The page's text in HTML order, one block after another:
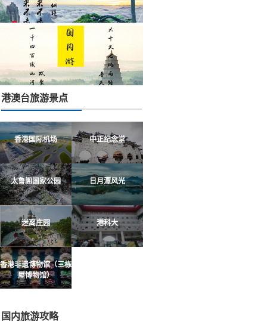
港澳台旅游景点
香港国际机场 中正纪念堂
太鲁阁国家公园 日月潭风光
迷离庄园 港科大
香港非遗博物馆（三栋
屋博物馆）
国内旅游攻略